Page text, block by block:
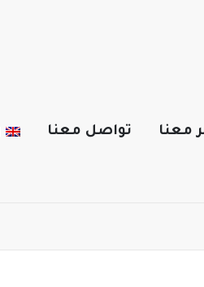
معنا تواصل معنا